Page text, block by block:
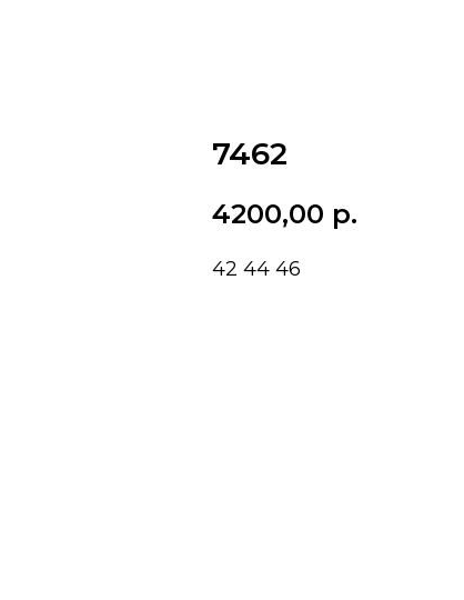
7462
4200,00 р.
42 44 46